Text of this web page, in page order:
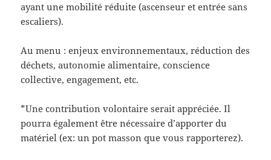
ayant une mobilité réduite (ascenseur et entrée sans
escaliers).
Au menu : enjeux environnementaux, réduction des
déchets, autonomie alimentaire, conscience
collective, engagement, etc.
*Une contribution volontaire serait appréciée. Il
pourra également être nécessaire d’apporter du
matériel (ex: un pot masson que vous rapporterez).